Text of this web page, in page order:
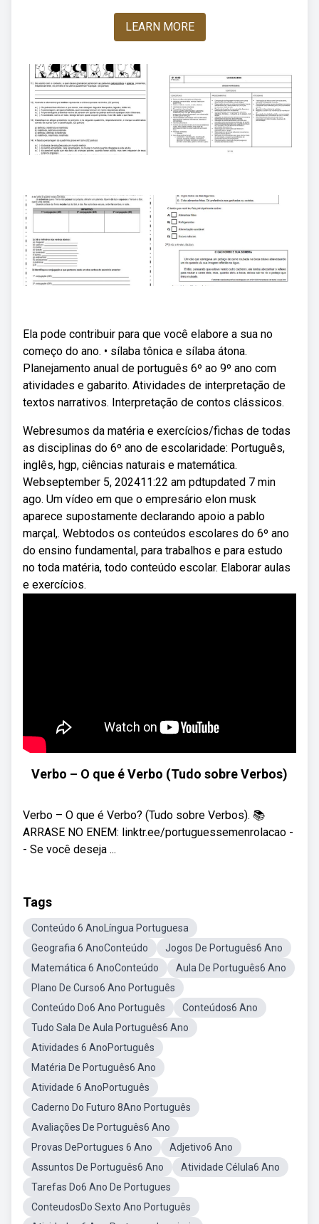
LEARN MORE
Ela pode contribuir para que você elabore a sua no
começo do ano. • sílaba tônica e sílaba átona.
Planejamento anual de português 6º ao 9º ano com
atividades e gabarito. Atividades de interpretação de
textos narrativos. Interpretação de contos clássicos.
Webresumos da matéria e exercícios/fichas de todas
as disciplinas do 6º ano de escolaridade: Português,
inglês, hgp, ciências naturais e matemática.
Webseptember 5, 202411:22 am pdtupdated 7 min
ago. Um vídeo em que o empresário elon musk
aparece supostamente declarando apoio a pablo
marçal,. Webtodos os conteúdos escolares do 6º ano
do ensino fundamental, para trabalhos e para estudo
no toda matéria, todo conteúdo escolar. Elaborar aulas
e exercícios.
Verbo – O que é Verbo (Tudo sobre Verbos)
Verbo – O que é Verbo? (Tudo sobre Verbos). 📚
ARRASE NO ENEM: linktr.ee/portuguessemenrolacao -
- Se você deseja ...
Tags
Conteúdo 6 AnoLíngua Portuguesa
Geografia 6 AnoConteúdo
Jogos De Português6 Ano
Matemática 6 AnoConteúdo
Aula De Português6 Ano
Plano De Curso6 Ano Português
Conteúdo Do6 Ano Português
Conteúdos6 Ano
Tudo Sala De Aula Português6 Ano
Atividades 6 AnoPortuguês
Matéria De Português6 Ano
Atividade 6 AnoPortuguês
Caderno Do Futuro 8Ano Português
Avaliações De Português6 Ano
Provas DePortugues 6 Ano
Adjetivo6 Ano
Assuntos De Português6 Ano
Atividade Célula6 Ano
Tarefas Do6 Ano De Portugues
ConteudosDo Sexto Ano Português